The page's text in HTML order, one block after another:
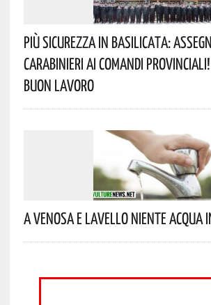
Più Sicurezza In Basilicata:
Carabinieri Ai Comandi
Buon Lavoro
A Venosa E Lavello Niente Acqua